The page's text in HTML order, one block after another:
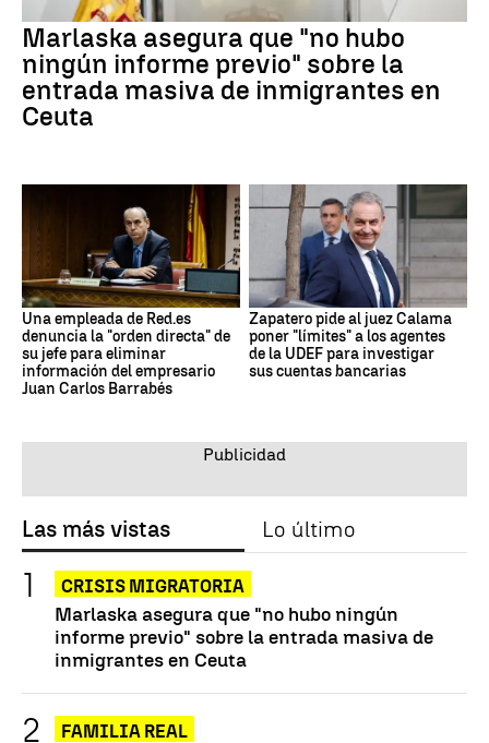
Marlaska asegura que "no hubo
ningún informe previo" sobre la
entrada masiva de inmigrantes en
Ceuta
Una empleada de Red.es
denuncia la "orden directa" de
su jefe para eliminar
información del empresario
Juan Carlos Barrabés
Zapatero pide al juez Calama
poner "límites" a los agentes
de la UDEF para investigar
sus cuentas bancarias
Las más vistas Lo último
CRISIS MIGRATORIA
Marlaska asegura que "no hubo ningún
informe previo" sobre la entrada masiva de
inmigrantes en Ceuta
FAMILIA REAL